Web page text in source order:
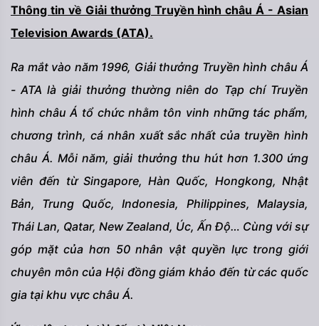
Thông tin về Giải thưởng Truyền hình châu Á - Asian
Television Awards (ATA).
Ra mắt vào năm 1996, Giải thưởng Truyền hình châu Á
- ATA là giải thưởng thường niên do Tạp chí Truyền
hình châu Á tổ chức nhằm tôn vinh những tác phẩm,
chương trình, cá nhân xuất sắc nhất của truyền hình
châu Á. Mỗi năm, giải thưởng thu hút hơn 1.300 ứng
viên đến từ Singapore, Hàn Quốc, Hongkong, Nhật
Bản, Trung Quốc, Indonesia, Philippines, Malaysia,
Thái Lan, Qatar, New Zealand, Úc, Ấn Độ… Cùng với sự
góp mặt của hơn 50 nhân vật quyền lực trong giới
chuyên môn của Hội đồng giám khảo đến từ các quốc
gia tại khu vực châu Á.